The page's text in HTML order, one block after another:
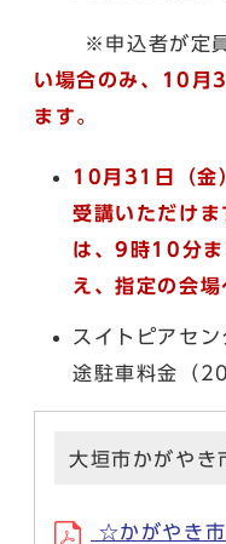
※申込者が定員
い場合のみ、10月
ます。
10月31日（金
受講いただけ
は、9時10分ま
え、指定の会場
スイトピアセ
途駐車料金（
大垣市かがやき
☆かがやき